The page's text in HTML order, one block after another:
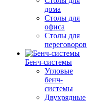
дома
Столы для
офиса
Столы для
переговоров
Бенч-системы
Угловые
бенч-
системы
Двухрядные